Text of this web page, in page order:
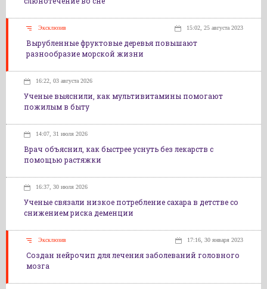
Эксклюзив 15:02, 25 августа 2023
Вырубленные фруктовые деревья повышают
разнообразие морской жизни
16:22, 03 августа 2026
Ученые выяснили, как мультивитамины помогают
пожилым в быту
14:07, 31 июля 2026
Врач объяснил, как быстрее уснуть без лекарств с
помощью растяжки
16:37, 30 июля 2026
Ученые связали низкое потребление сахара в детстве со
снижением риска деменции
Эксклюзив 17:16, 30 января 2023
Создан нейрочип для лечения заболеваний головного
мозга